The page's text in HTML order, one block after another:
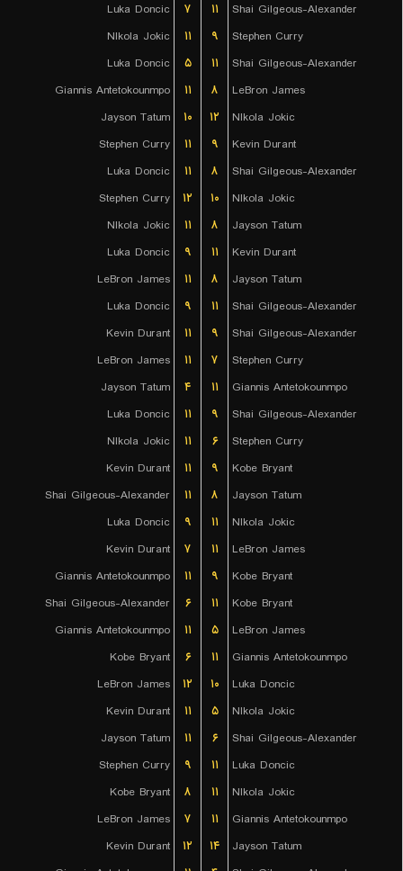
Luka Doncic
۷ ۱۱
Shai Gilgeous-Alexander
NIkola Jokic
۱۱ ۹
Stephen Curry
Luka Doncic
۵ ۱۱
Shai Gilgeous-Alexander
Giannis Antetokounmpo
۱۱ ۸
LeBron James
Jayson Tatum
۱۰ ۱۲
NIkola Jokic
Stephen Curry
۱۱ ۹
Kevin Durant
Luka Doncic
۱۱ ۸
Shai Gilgeous-Alexander
Stephen Curry
۱۲ ۱۰
NIkola Jokic
NIkola Jokic
۱۱ ۸
Jayson Tatum
Luka Doncic
۹ ۱۱
Kevin Durant
LeBron James
۱۱ ۸
Jayson Tatum
Luka Doncic
۹ ۱۱
Shai Gilgeous-Alexander
Kevin Durant
۱۱ ۹
Shai Gilgeous-Alexander
LeBron James
۱۱ ۷
Stephen Curry
Jayson Tatum
۴ ۱۱
Giannis Antetokounmpo
Luka Doncic
۱۱ ۹
Shai Gilgeous-Alexander
NIkola Jokic
۱۱ ۶
Stephen Curry
Kevin Durant
۱۱ ۹
Kobe Bryant
Shai Gilgeous-Alexander
۱۱ ۸
Jayson Tatum
Luka Doncic
۹ ۱۱
NIkola Jokic
Kevin Durant
۷ ۱۱
LeBron James
Giannis Antetokounmpo
۱۱ ۹
Kobe Bryant
Shai Gilgeous-Alexander
۶ ۱۱
Kobe Bryant
Giannis Antetokounmpo
۱۱ ۵
LeBron James
Kobe Bryant
۶ ۱۱
Giannis Antetokounmpo
LeBron James
۱۲ ۱۰
Luka Doncic
Kevin Durant
۱۱ ۵
NIkola Jokic
Jayson Tatum
۱۱ ۶
Shai Gilgeous-Alexander
Stephen Curry
۹ ۱۱
Luka Doncic
Kobe Bryant
۸ ۱۱
NIkola Jokic
LeBron James
۷ ۱۱
Giannis Antetokounmpo
Kevin Durant
۱۲ ۱۴
Jayson Tatum